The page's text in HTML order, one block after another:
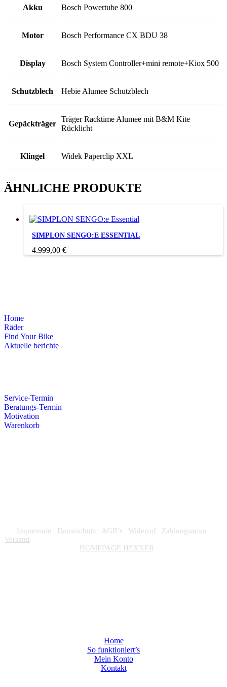
Akku Bosch Powertube 800
Motor Bosch Performance CX BDU 38
Display Bosch System Controller+mini remote+Kiox 500
Schutzblech Hebie Alumee Schutzblech
Gepäckträger
Träger Racktime Alumee mit B&M Kite
Rücklicht
Klingel Widek Paperclip XXL
ÄHNLICHE PRODUKTE
Produkt
weist
mehrere
gewählt
werden
SIMPLON SENGO:E ESSENTIAL
4.999,00 €
Home
Räder
Find Your Bike
Aktuelle berichte
Service-Termin
Beratungs-Termin
Motivation
Warenkorb
Impressum Datenschutz AGB’s Widerruf Zahlungsarten
Versand
HOMEPAGE HEXXER
Home
So funktioniert’s
Mein Konto
Kontakt